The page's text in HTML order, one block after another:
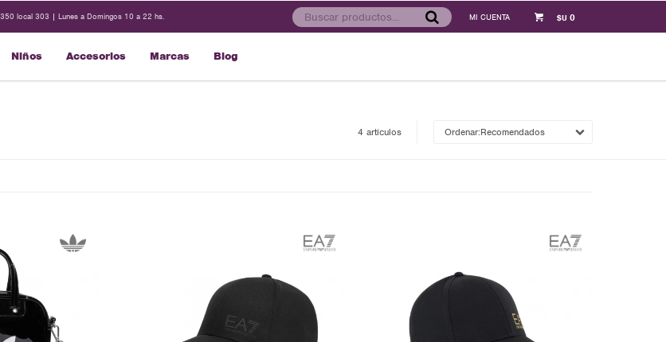
Niños Accesorios Marcas Blog
$U 0
local 303 | Lunes a Domingos 10 a 22 hs.
4 artículos Recomendados